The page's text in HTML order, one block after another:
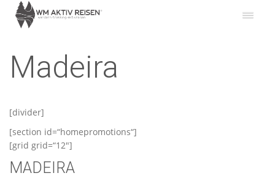
Madeira
[divider]
[section id=“homepromotions“]
[grid grid=“12″]
MADEIRA